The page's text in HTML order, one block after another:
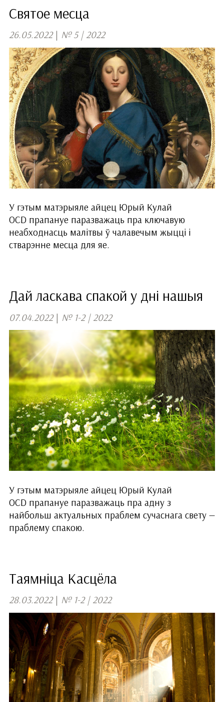
Святое месца
26.05.2022 | № 5 | 2022
У гэтым матэрыяле айцец Юрый Кулай
OCD прапануе паразважаць пра ключавую
неабходнасць малітвы ў чалавечым жыцці і
стварэнне месца для яе.
Дай ласкава спакой у дні нашыя
07.04.2022 | № 1-2 | 2022
У гэтым матэрыяле айцец Юрый Кулай
OCD прапануе паразважаць пра адну з
найбольш актуальных праблем сучаснага свету —
праблему спакою.
Таямніца Касцёла
28.03.2022 | № 1-2 | 2022